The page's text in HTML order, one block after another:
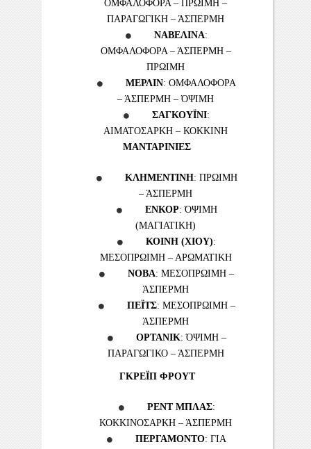
ΟΜΦΑΛΟΦΟΡΑ – ΠΡΩΙΜΗ –
ΠΑΡΑΓΩΓΙΚΗ – ΆΣΠΕΡΜΗ
ΝΑΒΕΛΙΝΑ:
ΟΜΦΑΛΟΦΟΡΑ – ΆΣΠΕΡΜΗ –
ΠΡΩΙΜΗ
ΜΕΡΛΙΝ: ΟΜΦΑΛΟΦΟΡΑ
– ΆΣΠΕΡΜΗ – ΌΨΙΜΗ
ΣΑΓΚΟΥΪΝΙ:
ΑΙΜΑΤΟΣΑΡΚΗ – ΚΟΚΚΙΝΗ
ΜΑΝΤΑΡΙΝΙΕΣ
ΚΛΗΜΕΝΤΙΝΗ: ΠΡΩΙΜΗ
– ΆΣΠΕΡΜΗ
ΕΝΚΟΡ: ΌΨΙΜΗ
(ΜΑΓΙΑΤΙΚΗ)
ΚΟΙΝΗ (ΧΙΟΥ):
ΜΕΣΟΠΡΩΙΜΗ – ΑΡΩΜΑΤΙΚΗ
ΝΟΒΑ: ΜΕΣΟΠΡΩΙΜΗ –
ΆΣΠΕΡΜΗ
ΠΕΪΤΣ: ΜΕΣΟΠΡΩΙΜΗ –
ΆΣΠΕΡΜΗ
ΟΡΤΑΝΙΚ: ΌΨΙΜΗ –
ΠΑΡΑΓΩΓΙΚΟ – ΆΣΠΕΡΜΗ
ΓΚΡΕΪΠ ΦΡΟΥΤ
ΡΕΝΤ ΜΠΛΑΣ:
ΚΟΚΚΙΝΟΣΑΡΚΗ – ΆΣΠΕΡΜΗ
ΠΕΡΓΑΜΟΝΤΟ: ΓΙΑ